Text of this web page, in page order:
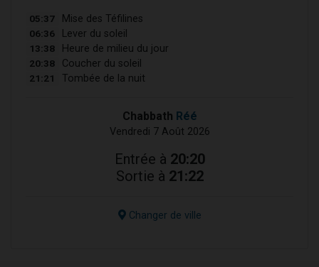
05:37 Mise des Téfilines
06:36 Lever du soleil
13:38 Heure de milieu du jour
20:38 Coucher du soleil
21:21 Tombée de la nuit
Chabbath Réé
Vendredi 7 Août 2026
Entrée à 20:20
Sortie à 21:22
Changer de ville